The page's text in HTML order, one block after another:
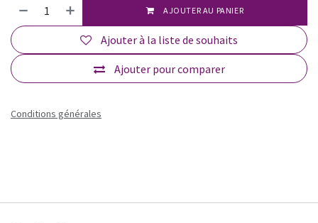
AJOUTER AU PANIER
Ajouter pour comparer
Ajouter à la liste de souhaits
Conditions générales